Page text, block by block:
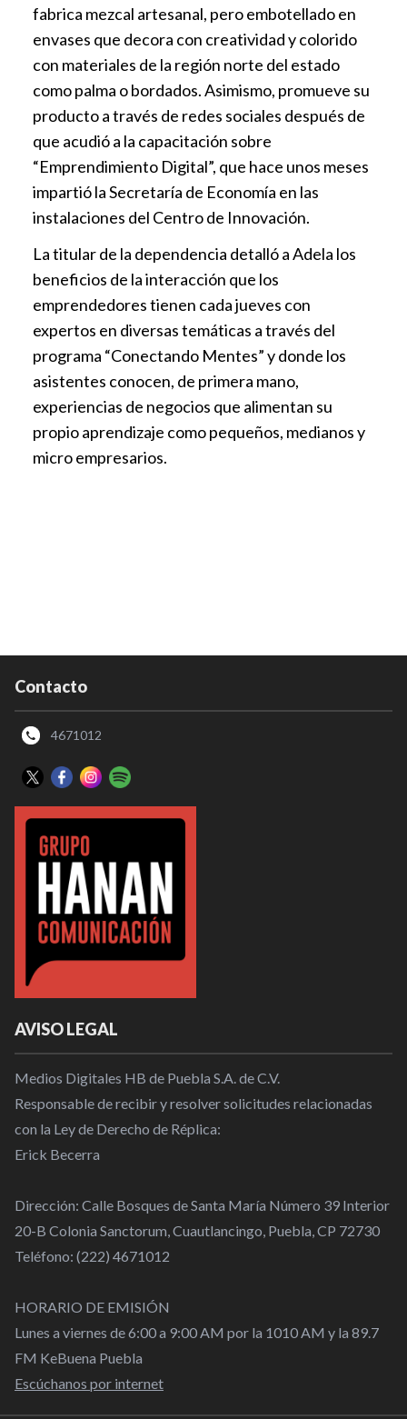
fabrica mezcal artesanal, pero embotellado en
envases que decora con creatividad y colorido
con materiales de la región norte del estado
como palma o bordados. Asimismo, promueve su
producto a través de redes sociales después de
que acudió a la capacitación sobre
“Emprendimiento Digital”, que hace unos meses
impartió la Secretaría de Economía en las
instalaciones del Centro de Innovación.
La titular de la dependencia detalló a Adela los
beneficios de la interacción que los
emprendedores tienen cada jueves con
expertos en diversas temáticas a través del
programa “Conectando Mentes” y donde los
asistentes conocen, de primera mano,
experiencias de negocios que alimentan su
propio aprendizaje como pequeños, medianos y
micro empresarios.
Contacto
4671012
AVISO LEGAL
Medios Digitales HB de Puebla S.A. de C.V.
Responsable de recibir y resolver solicitudes relacionadas
con la Ley de Derecho de Réplica:
Erick Becerra
Dirección: Calle Bosques de Santa María Número 39 Interior
20-B Colonia Sanctorum, Cuautlancingo, Puebla, CP 72730
Teléfono: (222) 4671012
HORARIO DE EMISIÓN
Lunes a viernes de 6:00 a 9:00 AM por la 1010 AM y la 89.7
FM KeBuena Puebla
Escúchanos por internet